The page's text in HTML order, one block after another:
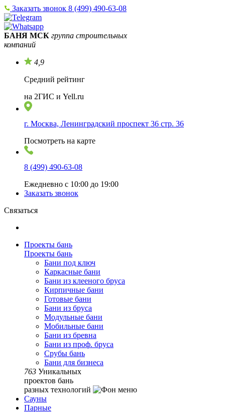
Заказать звонок 8 (499) 490-63-08
БАНЯ МСК группа строительных
компаний
4,9
Средний рейтинг
на 2ГИС и Yell.ru
г. Москва, Ленинградский проспект 36 стр. 36
Посмотреть на карте
8 (499) 490-63-08
Ежедневно с 10:00 до 19:00
Заказать звонок
Связаться
Проекты бань
Проекты бань
Бани под ключ
Каркасные бани
Бани из клееного бруса
Кирпичные бани
Готовые бани
Бани из бруса
Модульные бани
Мобильные бани
Бани из бревна
Бани из проф. бруса
Срубы бань
Бани для бизнеса
763 Уникальных
проектов бань
разных технологий
Сауны
Парные